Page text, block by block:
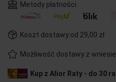
Metody płatności
Koszt dostawy:od 29,00 zł
Możliwość dostawy z
Kup z Alior Raty - do 30